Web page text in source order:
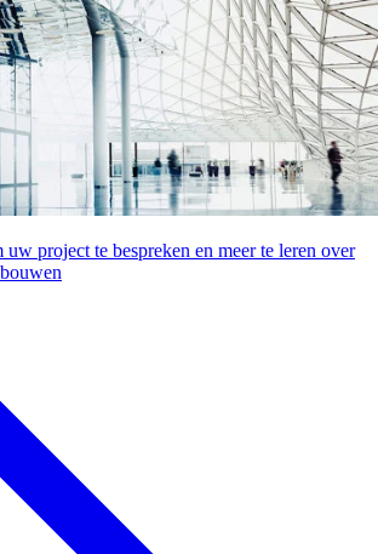
uw project te bespreken en meer te leren over